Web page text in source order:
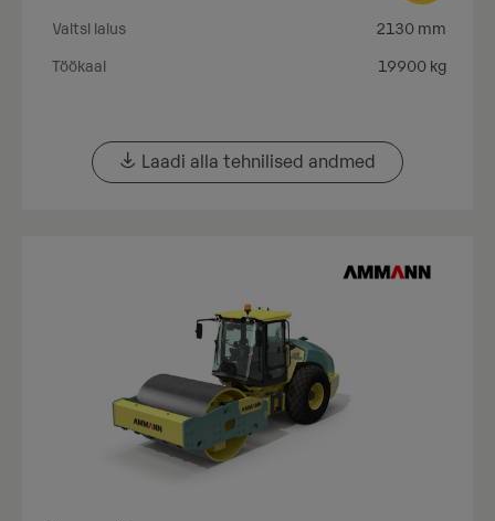
Valtsi laius
2130 mm
Töökaal
19900 kg
Laadi alla tehnilised andmed